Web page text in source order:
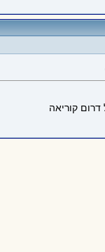
קוריאה